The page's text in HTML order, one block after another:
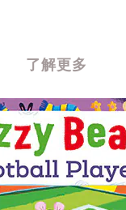
了解更多